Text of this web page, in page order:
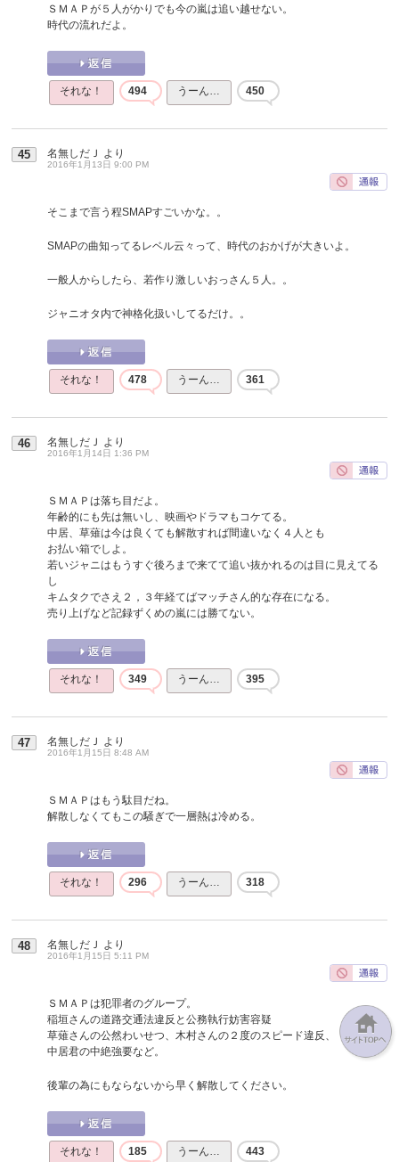
ＳＭＡＰが５人がかりでも今の嵐は追い越せない。
時代の流れだよ。
それな！ 494 うーん… 450
45 名無しだＪ より
2016年1月13日 9:00 PM
そこまで言う程SMAPすごいかな。。
SMAPの曲知ってるレベル云々って、時代のおかげが大きいよ。
一般人からしたら、若作り激しいおっさん５人。。
ジャニオタ内で神格化扱いしてるだけ。。
それな！ 478 うーん… 361
46 名無しだＪ より
2016年1月14日 1:36 PM
ＳＭＡＰは落ち目だよ。
年齢的にも先は無いし、映画やドラマもコケてる。
中居、草薙は今は良くても解散すれば間違いなく４人とも
お払い箱でしよ。
若いジャニはもうすぐ後ろまで来てて追い抜かれるのは目に見えてる
し
キムタクでさえ２，３年経てばマッチさん的な存在になる。
売り上げなど記録ずくめの嵐には勝てない。
それな！ 349 うーん… 395
47 名無しだＪ より
2016年1月15日 8:48 AM
ＳＭＡＰはもう駄目だね。
解散しなくてもこの騒ぎで一層熱は冷める。
それな！ 296 うーん… 318
48 名無しだＪ より
2016年1月15日 5:11 PM
ＳＭＡＰは犯罪者のグループ。
稲垣さんの道路交通法違反と公務執行妨害容疑
草薙さんの公然わいせつ、木村さんの２度のスピード違反、
中居君の中絶強要など。
後輩の為にもならないから早く解散してください。
それな！ 185 うーん… 443